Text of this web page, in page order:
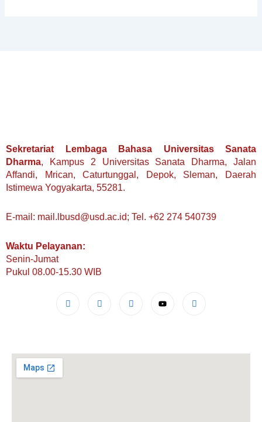
Sekretariat Lembaga Bahasa Universitas Sanata
Dharma, Kampus 2 Universitas Sanata Dharma, Jalan
Affandi, Mrican, Caturtunggal, Depok, Sleman, Daerah
Istimewa Yogyakarta, 55281.
E-mail: mail.lbusd@usd.ac.id; Tel. +62 274 540739
Waktu Pelayanan:
Senin-Jumat
Pukul 08.00-15.30 WIB